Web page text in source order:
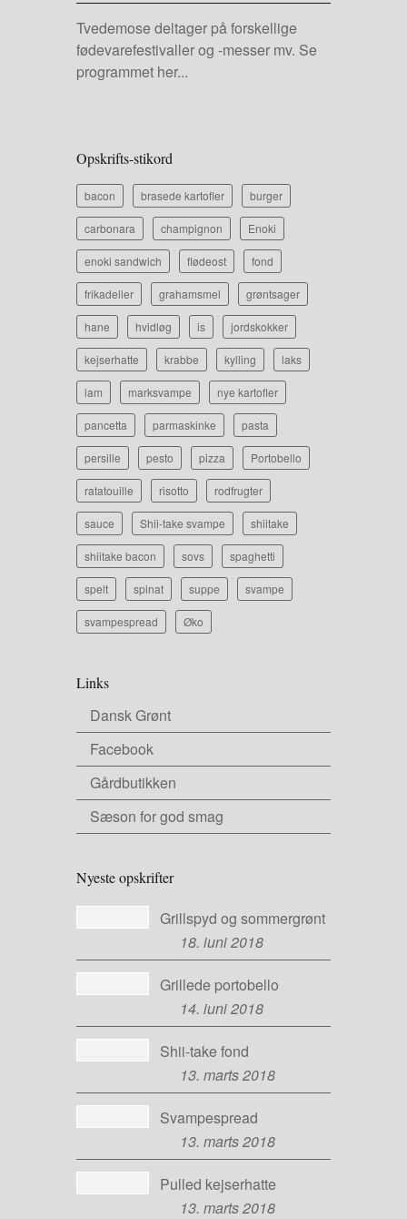
Tvedemose deltager på forskellige
fødevarefestivaller og -messer mv. Se
programmet her...
Opskrifts-stikord
bacon brasede kartofler burger
carbonara champignon Enoki
enoki sandwich flødeost fond
frikadeller grahamsmel grøntsager
hane hvidløg is jordskokker
kejserhatte krabbe kylling laks
lam marksvampe nye kartofler
pancetta parmaskinke pasta
persille pesto pizza Portobello
ratatouille risotto rodfrugter
sauce Shii-take svampe shiitake
shiitake bacon sovs spaghetti
spelt spinat suppe svampe
svampespread Øko
Links
Dansk Grønt
Facebook
Gårdbutikken
Sæson for god smag
Nyeste opskrifter
Grillspyd og sommergrønt
18. juni 2018
Grillede portobello
14. juni 2018
Shii-take fond
13. marts 2018
Svampespread
13. marts 2018
Pulled kejserhatte
13. marts 2018